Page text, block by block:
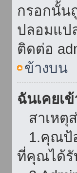
กรอกนั้น
ปลอมแป
ติดต่อ
ข้างบน
ฉันเคยเ
สาเหตุ
1.คุณป้อ
ที่คุณได้รั